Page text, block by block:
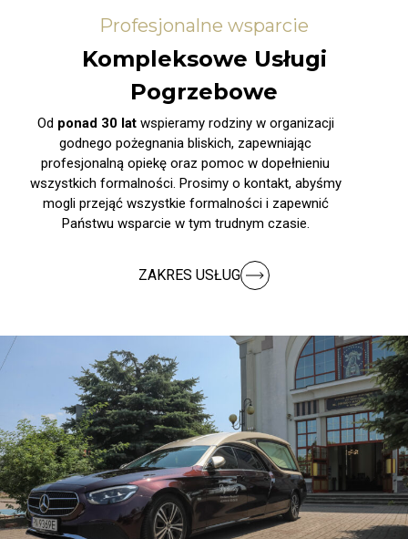
Profesjonalne wsparcie
Kompleksowe Usługi
Pogrzebowe
Od ponad 30 latwspieramy rodziny w organizacji
godnego pożegnania bliskich, zapewniając
profesjonalną opiekę oraz pomoc w dopełnieniu
wszystkich formalności. Prosimy o kontakt, abyśmy
mogli przejąć wszystkie formalności i zapewnić
Państwu wsparcie w tym trudnym czasie.
ZAKRES USŁUG